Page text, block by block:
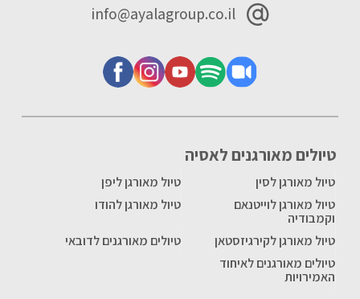
טיולים מאורגנים לאסיה
טיול מאורגן לסין
טיול מאורגן ליפן
טיול מאורגן לוייטנאם
וקמבודיה
טיול מאורגן להודו
טיול מאורגן לקירגיזסטאן
טיולים מאורגנים לדובאי
טיולים מאורגנים לאיחוד
האמירויות
info@ayalagroup.co.il